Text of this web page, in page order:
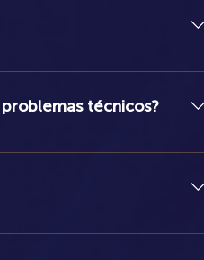
Grammy e mestre em Didática
têm a participação do
técnicos?